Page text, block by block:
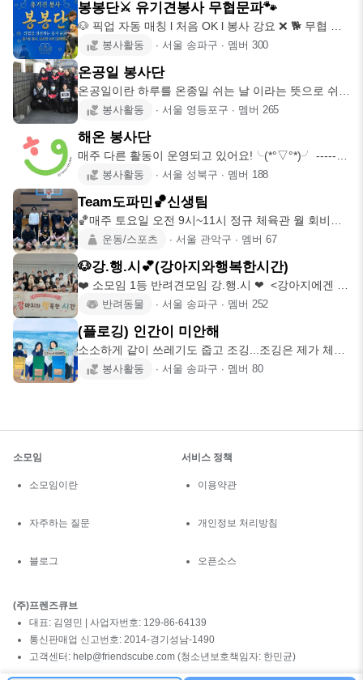
봉봉단⚔️ 유기견봉사 무협문파🐾
🐶 픽업 자동 매칭 l 처음 OK l 봉사 강요 ❌ 🐕 무협 정
파의 의봉사활동 ∙ 서울 송파구 ∙ 멤버 300
온공일 봉사단
온공일이란 하루를 온종일 쉬는 날 이라는 뜻으로 쉬는
날에 봉사를 하는
봉사활동 ∙ 서울 영등포구 ∙ 멤버 265
해온 봉사단
매주 다른 활동이 운영되고 있어요!╰(*°▽°*)╯ --------
---
봉사활동 ∙ 서울 성북구 ∙ 멤버 188
Team도파민🏀신생팀
🏀매주 토요일 오전 9시~11시 정규 체육관 월 회비
20,000원 게
운동/스포츠 ∙ 서울 관악구 ∙ 멤버 67
🐶강.행.시💕(강아지와행복한시간)
❤️ 소모임 1등 반려견모임 강.행.시 ❤ ️ <강아지에겐 견
주가 보여
반려동물 ∙ 서울 송파구 ∙ 멤버 252
(플로깅) 인간이 미안해
소소하게 같이 쓰레기도 줍고 조깅...조깅은 제가 체력
이 안되서 하이킹으
봉사활동 ∙ 서울 송파구 ∙ 멤버 80
소모임
소모임이란
자주하는 질문
블로그
서비스 정책
이용약관
개인정보 처리방침
오픈소스
(주)프렌즈큐브
대표: 김영민 | 사업자번호: 129-86-64139
통신판매업 신고번호: 2014-경기성남-1490
고객센터: help@friendscube.com (청소년보호책임자: 한민균)